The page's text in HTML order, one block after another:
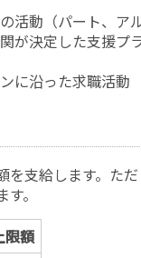
活動（パート、ア
が決定した支援プ
に沿った求職活動
を支給します。た
。
限額